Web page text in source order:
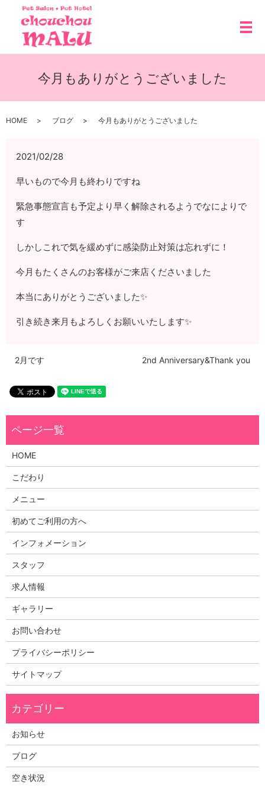
メ
今月もありがとうございました
HOME ブログ 今月もありがとうございました
2021/02/28
早いもので今月も終わりですね
緊急事態宣言も予定より早く解除されるようでなによりで
す
しかしこれで気を緩めずに感染防止対策は忘れずに！
今月もたくさんのお客様がご来店くださいました
本当にありがとうございました✨
引き続き来月もよろしくお願いいたします✨
2月です 2nd Anniversary&Thank you
HOME
こだわり
メニュー
初めてご利用の方へ
インフォメーション
スタッフ
求人情報
ギャラリー
お問い合わせ
プライバシーポリシー
サイトマップ
お知らせ
ブログ
空き状況